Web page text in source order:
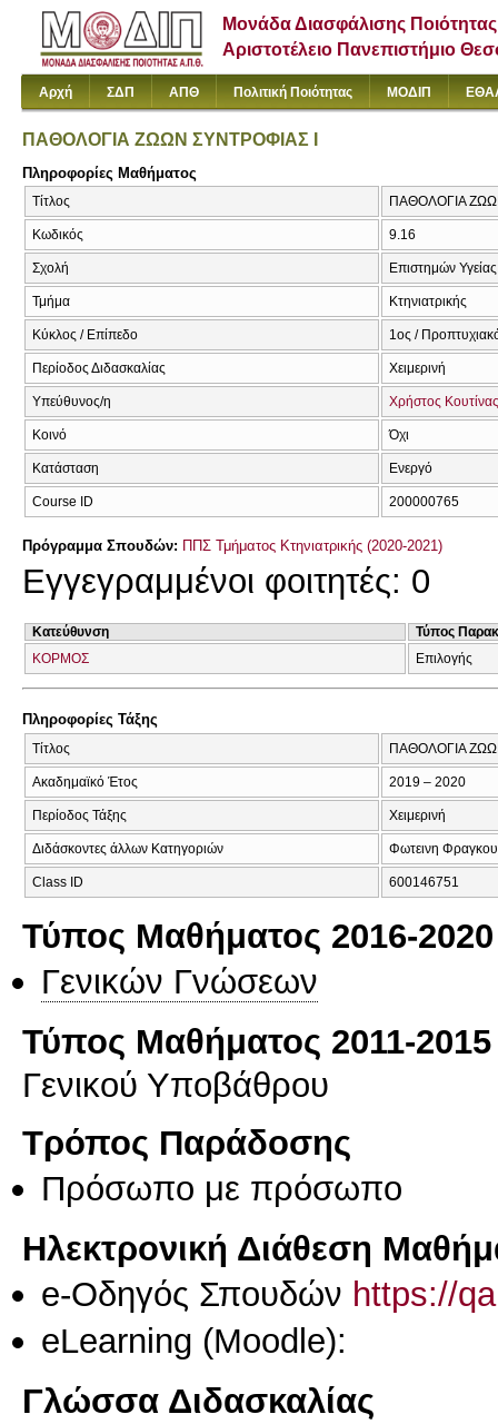
Μονάδα Διασφάλισης Ποιότητας
Αριστοτέλειο Πανεπιστήμιο
Αρχή ΣΔΠ ΑΠΘ Πολιτική Ποιότητας ΜΟΔΙΠ
ΠΑΘΟΛΟΓΙΑ ΖΩΩΝ ΣΥΝΤΡΟΦΙΑΣ Ι
Πληροφορίες Μαθήματος
Τίτλος ΠΑΘΟΛΟΓΙΑ
Κωδικός 9.16
Σχολή Επιστημών Υγείας
Τμήμα Κτηνιατρικής
Κύκλος / Επίπεδο 1ος /
Περίοδος Διδασκαλίας Χειμερινή
Υπεύθυνος/η Χρήστος Κουτίνας
Κοινό Όχι
Κατάσταση Ενεργό
Course ID 200000765
Πρόγραμμα Σπουδών: ΠΠΣ Τμήματος Κτηνιατρικής (2020-2021)
Εγγεγραμμένοι φοιτητές: 0
Κατεύθυνση
Τύπος
ΚΟΡΜΟΣ
Επιλογής
Πληροφορίες Τάξης
Τίτλος ΠΑΘΟΛΟΓΙΑ
Ακαδημαϊκό Έτος 2019 – 2020
Περίοδος Τάξης Χειμερινή
Διδάσκοντες άλλων Κατηγοριών Φωτεινη Φραγκου
Class ID 600146751
Τύπος Μαθήματος 2016-2020
Γενικών Γνώσεων
Τύπος Μαθήματος 2011-2015
Γενικού Υποβάθρου
Τρόπος Παράδοσης
Πρόσωπο με πρόσωπο
Ηλεκτρονική Διάθεση
e-Οδηγός Σπουδών https://
eLearning (Moodle):
Γλώσσα Διδασκαλίας